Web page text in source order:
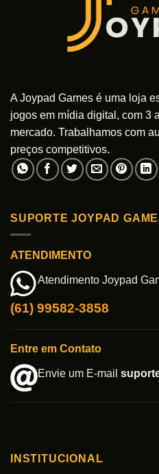
A Joypad Games é uma loja
jogos em mídia digital, com 3
mercado. Trabalhamos com
preços competitivos.
SUPORTE JOYPAD
ATENDIMENTO
Atendimento Joypad
(61) 99582-3858
Entre em Contato
Envie um E-mail
INSTITUCIONAL